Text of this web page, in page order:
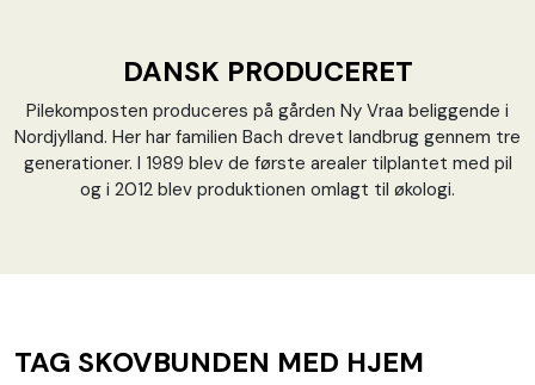
DANSK PRODUCERET
Pilekomposten produceres på gården Ny Vraa beliggende i
Nordjylland. Her har familien Bach drevet landbrug gennem tre
generationer. I 1989 blev de første arealer tilplantet med pil
og i 2012 blev produktionen omlagt til økologi.
TAG SKOVBUNDEN MED HJEM